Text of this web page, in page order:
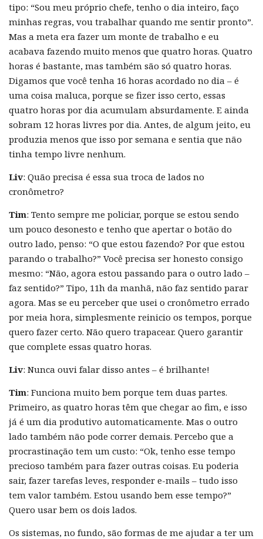
tipo: “Sou meu próprio chefe, tenho o dia inteiro, faço
minhas regras, vou trabalhar quando me sentir pronto”.
Mas a meta era fazer um monte de trabalho e eu
acabava fazendo muito menos que quatro horas. Quatro
horas é bastante, mas também são só quatro horas.
Digamos que você tenha 16 horas acordado no dia – é
uma coisa maluca, porque se fizer isso certo, essas
quatro horas por dia acumulam absurdamente. E ainda
sobram 12 horas livres por dia. Antes, de algum jeito, eu
produzia menos que isso por semana e sentia que não
tinha tempo livre nenhum.
Liv: Quão precisa é essa sua troca de lados no
cronômetro?
Tim: Tento sempre me policiar, porque se estou sendo
um pouco desonesto e tenho que apertar o botão do
outro lado, penso: “O que estou fazendo? Por que estou
parando o trabalho?” Você precisa ser honesto consigo
mesmo: “Não, agora estou passando para o outro lado –
faz sentido?” Tipo, 11h da manhã, não faz sentido parar
agora. Mas se eu perceber que usei o cronômetro errado
por meia hora, simplesmente reinicio os tempos, porque
quero fazer certo. Não quero trapacear. Quero garantir
que complete essas quatro horas.
Liv: Nunca ouvi falar disso antes – é brilhante!
Tim: Funciona muito bem porque tem duas partes.
Primeiro, as quatro horas têm que chegar ao fim, e isso
já é um dia produtivo automaticamente. Mas o outro
lado também não pode correr demais. Percebo que a
procrastinação tem um custo: “Ok, tenho esse tempo
precioso também para fazer outras coisas. Eu poderia
sair, fazer tarefas leves, responder e-mails – tudo isso
tem valor também. Estou usando bem esse tempo?”
Quero usar bem os dois lados.
Os sistemas, no fundo, são formas de me ajudar a ter um